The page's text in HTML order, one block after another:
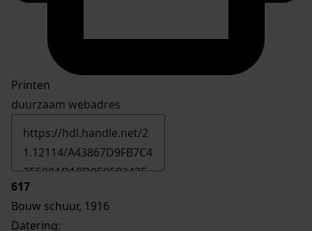
Printen
duurzaam webadres
617
Bouw schuur, 1916
Datering: